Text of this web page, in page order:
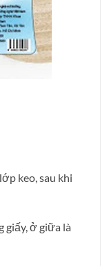
keo, sau khi
giấy, ở giữa là